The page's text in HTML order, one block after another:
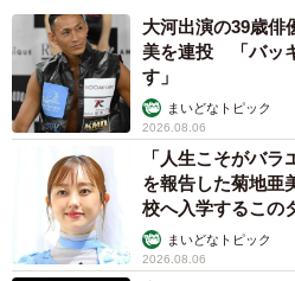
「明日ひま？」 知り合いから唐突
ることもできる賢い返信文とは？
海川 まこと
2026.08.06
飼い主が食べてい
た犬さん、爆裂に